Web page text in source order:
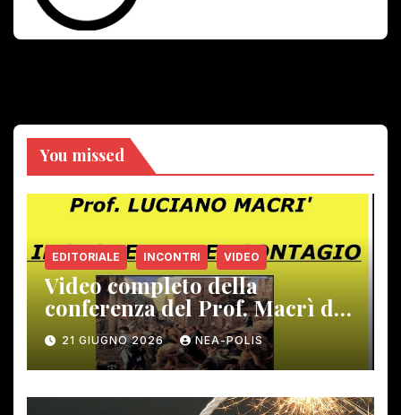
You missed
EDITORIALE INCONTRI VIDEO
Video completo della
conferenza del Prof. Macrì del
12 giugno scorso
21 GIUGNO 2026 NEA-POLIS